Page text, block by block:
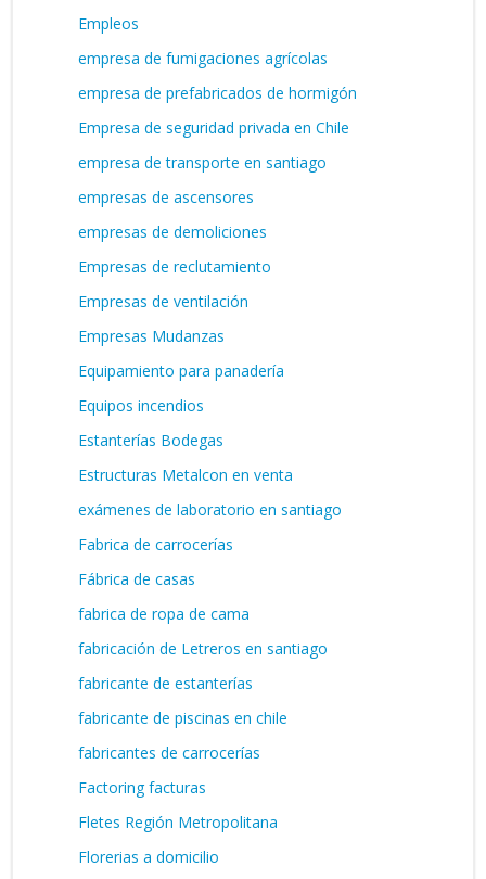
Empleos
empresa de fumigaciones agrícolas
empresa de prefabricados de hormigón
Empresa de seguridad privada en Chile
empresa de transporte en santiago
empresas de ascensores
empresas de demoliciones
Empresas de reclutamiento
Empresas de ventilación
Empresas Mudanzas
Equipamiento para panadería
Equipos incendios
Estanterías Bodegas
Estructuras Metalcon en venta
exámenes de laboratorio en santiago
Fabrica de carrocerías
Fábrica de casas
fabrica de ropa de cama
fabricación de Letreros en santiago
fabricante de estanterías
fabricante de piscinas en chile
fabricantes de carrocerías
Factoring facturas
Fletes Región Metropolitana
Florerias a domicilio